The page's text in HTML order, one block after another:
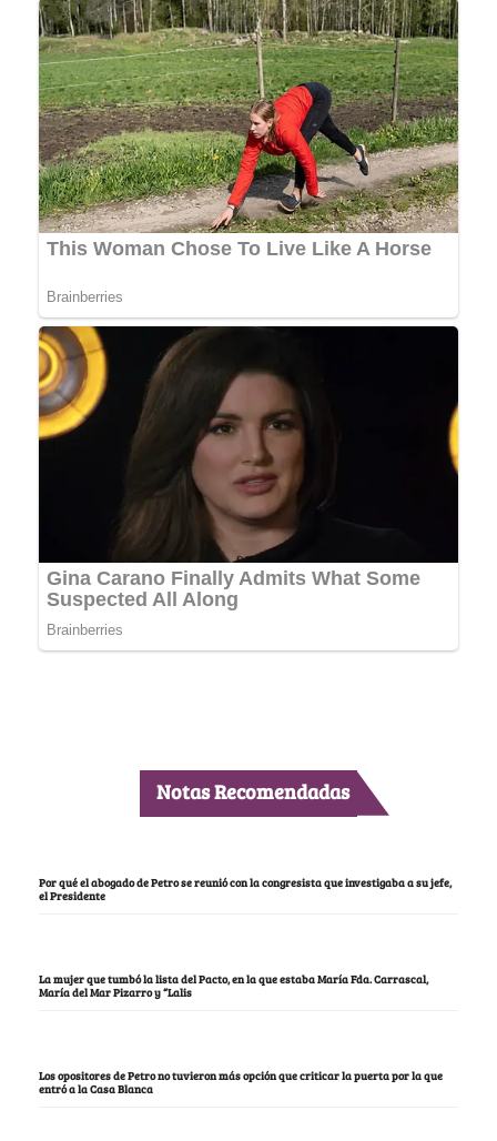
Notas Recomendadas
Por qué el abogado de Petro se reunió con la congresista que investigaba a su jefe,
el Presidente
La mujer que tumbó la lista del Pacto, en la que estaba María Fda. Carrascal,
María del Mar Pizarro y “Lalis
Los opositores de Petro no tuvieron más opción que criticar la puerta por la que
entró a la Casa Blanca